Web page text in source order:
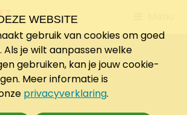
to
WEBSITE
gebruik van cookies om goed
je wilt aanpassen welke
gebruiken, kan je jouw cookie-
Meer informatie is
privacyverklaring.